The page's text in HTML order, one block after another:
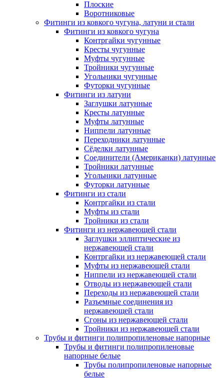
Плоские
Воротниковые
Фитинги из ковкого чугуна, латуни и стали
Фитинги из ковкого чугуна
Контргайки чугунные
Кресты чугунные
Муфты чугунные
Тройники чугунные
Угольники чугунные
Футорки чугунные
Фитинги из латуни
Заглушки латунные
Кресты латунные
Муфты латунные
Ниппели латунные
Переходники латунные
Сёделки латунные
Соединители (Американки) латунные
Тройники латунные
Угольники латунные
Футорки латунные
Фитинги из стали
Контргайки из стали
Муфты из стали
Тройники из стали
Фитинги из нержавеющей стали
Заглушки эллиптические из
нержавеющей стали
Контргайки из нержавеющей стали
Муфты из нержавеющей стали
Ниппели из нержавеющей стали
Отводы из нержавеющей стали
Переходы из нержавеющей стали
Разъемные соединения из
нержавеющей стали
Сгоны из нержавеющей стали
Тройники из нержавеющей стали
Трубы и фитинги полипропиленовые напорные
Трубы и фитинги полипропиленовые
напорные белые
Трубы полипропиленовые напорные
белые